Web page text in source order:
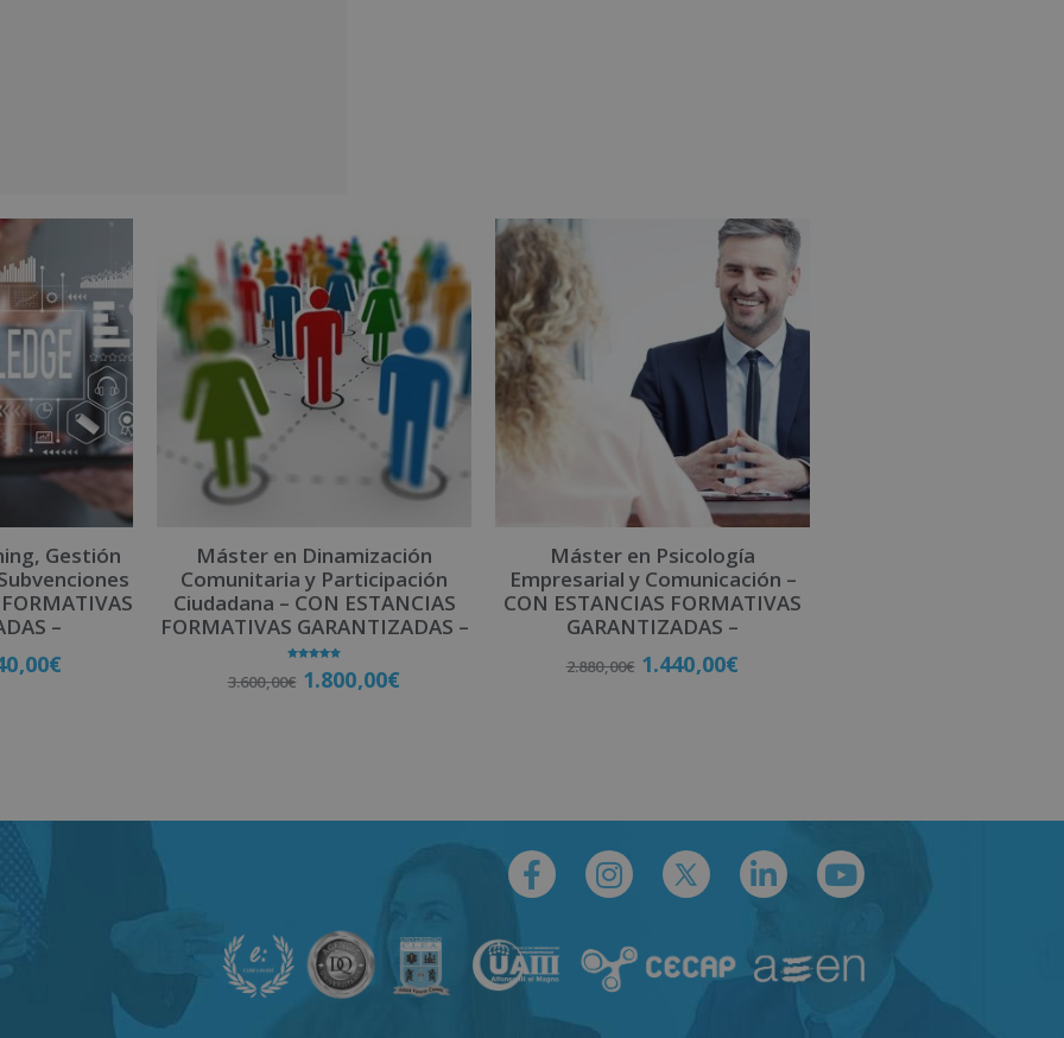
Gestión
–
€
Máster en Dinamización
Comunitaria y Participación
Ciudadana – CON ESTANCIAS
FORMATIVAS GARANTIZADAS –
con
5.00
3.600,00€ 1.800,00€
Máster en Psicología
Empresarial y Comunicación –
CON ESTANCIAS FORMATIVAS
GARANTIZADAS –
2.880,00€ 1.440,00€